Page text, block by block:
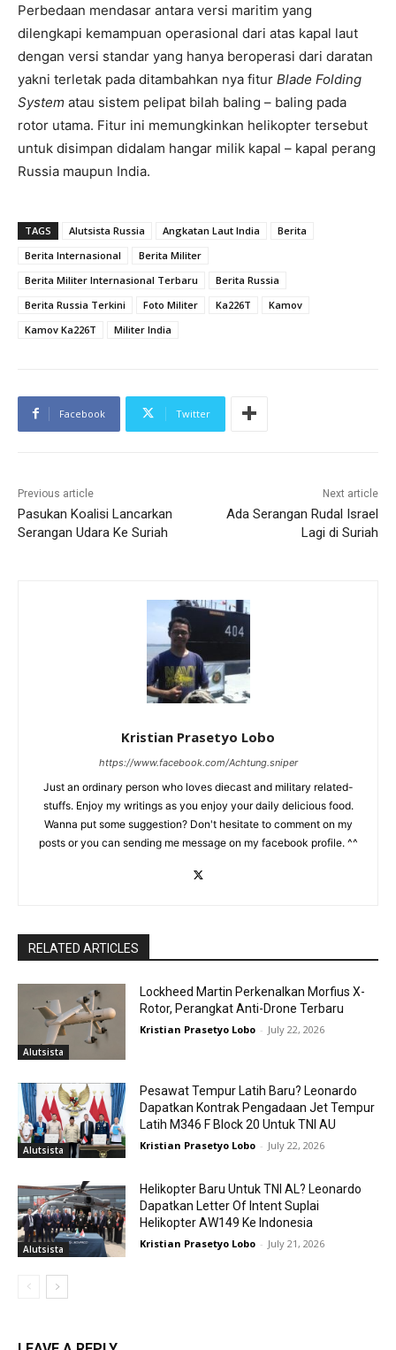
Perbedaan mendasar antara versi maritim yang
dilengkapi kemampuan operasional dari atas kapal laut
dengan versi standar yang hanya beroperasi dari daratan
yakni terletak pada ditambahkan nya fitur Blade Folding
System atau sistem pelipat bilah baling – baling pada
rotor utama. Fitur ini memungkinkan helikopter tersebut
untuk disimpan didalam hangar milik kapal – kapal perang
Russia maupun India.
TAGS Alutsista Russia Angkatan Laut India
Berita
Berita Internasional
Berita Militer
Berita Militer Internasional Terbaru
Berita Russia
Berita Russia Terkini
Foto Militer Ka226T
Kamov
Kamov Ka226T
Militer India
Facebook Twitter
Previous article
Pasukan Koalisi Lancarkan
Serangan Udara Ke Suriah
Next article
Ada Serangan Rudal Israel
Lagi di Suriah
Kristian Prasetyo Lobo
https://www.facebook.com/Achtung.sniper
Just an ordinary person who loves diecast and military related-
stuffs. Enjoy my writings as you enjoy your daily delicious food.
Wanna put some suggestion? Don't hesitate to comment on my
posts or you can sending me message on my facebook profile. ^^
RELATED ARTICLES
Alutsista
Lockheed Martin Perkenalkan Morfius X-
Rotor, Perangkat Anti-Drone Terbaru
Kristian Prasetyo Lobo - July 22, 2026
Alutsista
Pesawat Tempur Latih Baru? Leonardo
Dapatkan Kontrak Pengadaan Jet Tempur
Latih M346 F Block 20 Untuk TNI AU
Kristian Prasetyo Lobo - July 22, 2026
Alutsista
Helikopter Baru Untuk TNI AL? Leonardo
Dapatkan Letter Of Intent Suplai
Helikopter AW149 Ke Indonesia
Kristian Prasetyo Lobo - July 21, 2026